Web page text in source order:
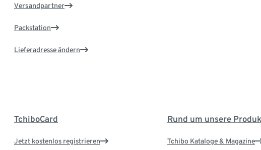
Versandpartner
Packstation
Lieferadresse ändern
TchiboCard
Jetzt kostenlos registrieren
Rund um unsere
Tchibo Kataloge & Magazine